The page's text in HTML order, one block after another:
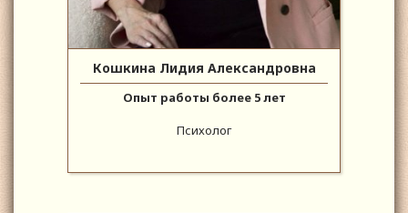
Кошкина Лидия Александровна
Опыт работы более 5 лет
Психолог